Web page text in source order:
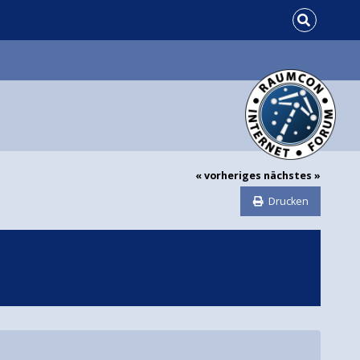
« vorheriges nächstes »
Drucken